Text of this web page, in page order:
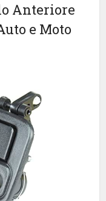
Anteriore
e Moto